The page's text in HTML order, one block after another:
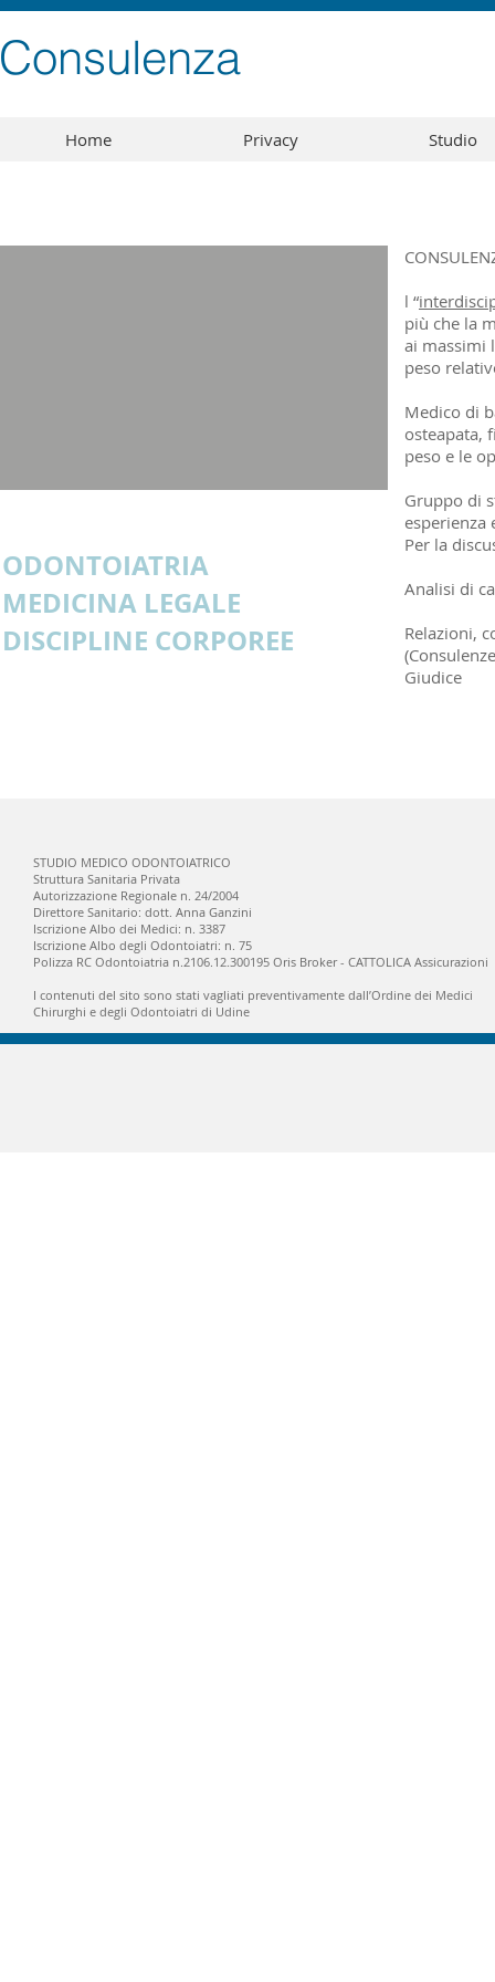
Home Privacy Studio
Consulenza
ODONTOIATRIA
MEDICINA LEGALE
DISCIPLINE CORPOREE
l “
più che la
ai massimi
peso
Medico di
osteapata,
peso e le
Gruppo di
esperienza
Per la
Analisi di
Relazioni,
Giudice
STUDIO MEDICO ODONTOIATRICO
Struttura Sanitaria Privata
Autorizzazione Regionale n. 24/2004
Direttore Sanitario: dott. Anna Ganzini
Iscrizione Albo dei Medici: n. 3387
Iscrizione Albo degli Odontoiatri: n. 75
Polizza RC Odontoiatria n.2106.12.300195 Oris Broker - CATTOLICA Assicurazioni
I contenuti del sito sono stati vagliati preventivamente dall’Ordine dei Medici
Chirurghi e degli Odontoiatri di Udine